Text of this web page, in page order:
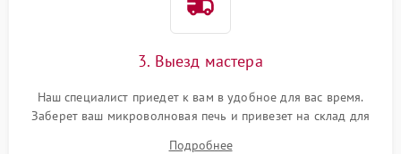
3. Выезд мастера
Наш специалист приедет к вам в удобное для вас время.
Заберет ваш микроволновая печь и привезет на склад для
Подробнее